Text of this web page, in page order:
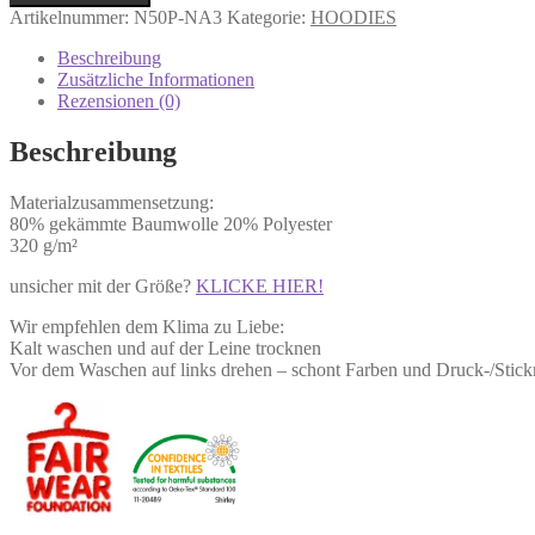
Artikelnummer: N50P-NA3 Kategorie: HOODIES
Beschreibung
Zusätzliche Informationen
Rezensionen (0)
Beschreibung
Materialzusammensetzung:
80% gekämmte Baumwolle 20% Polyester
320 g/m²
unsicher mit der Größe? KLICKE HIER!
Wir empfehlen dem Klima zu Liebe:
Kalt waschen und auf der Leine trocknen
Vor dem Waschen auf links drehen – schont Farben und Druck-/